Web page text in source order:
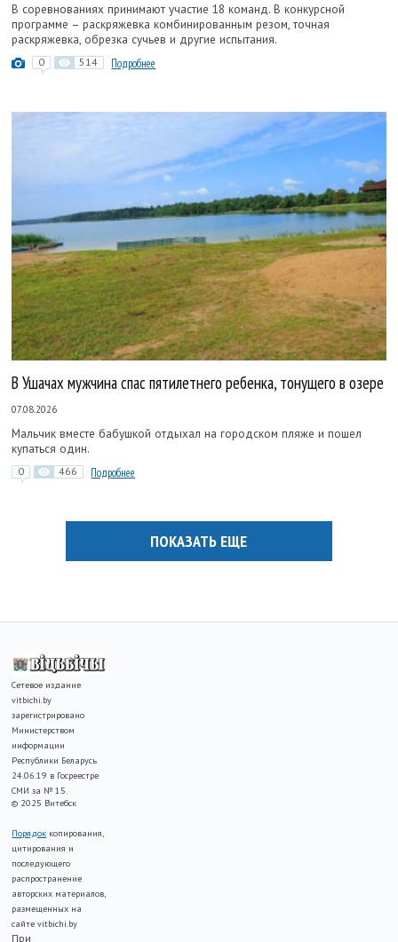
В соревнованиях принимают участие 18 команд. В конкурсной
программе – раскряжевка комбинированным резом, точная
раскряжевка, обрезка сучьев и другие испытания.
0 514 Подробнее
В Ушачах мужчина спас пятилетнего ребенка, тонущего в озере
07.08.2026
Мальчик вместе бабушкой отдыхал на городском пляже и пошел
купаться один.
0 466 Подробнее
ПОКАЗАТЬ ЕЩЕ
Сетевое издание
vitbichi.by
зарегистрировано
Министерством
информации
Республики Беларусь
24.06.19 в Госреестре
СМИ за № 15.
© 2025 Витебск
Порядок копирования,
цитирования и
последующего
распространение
авторских материалов,
размещенных на
сайте vitbichi.by
При